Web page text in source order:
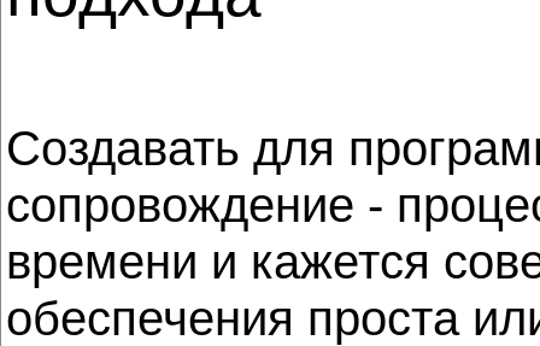
Создавать для
сопровождение -
времени и кажется
обеспечения проста